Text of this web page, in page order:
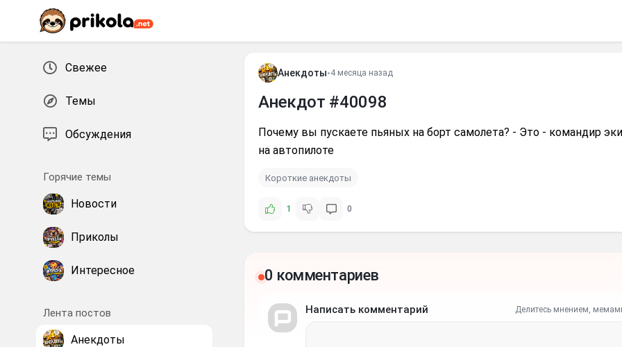
Перейти к контенту
Свежее
Темы
Обсуждения
Горячие темы
Новости
Приколы
Интересное
Лента постов
Анекдоты
Анекдоты•4 месяца назад
Анекдот #40098
Почему вы пускаете пьяных на борт самолета? - Это - командир
на автопилоте
Короткие анекдоты
1 0
0 комментариев
Написать комментарий Делитесь мнением,